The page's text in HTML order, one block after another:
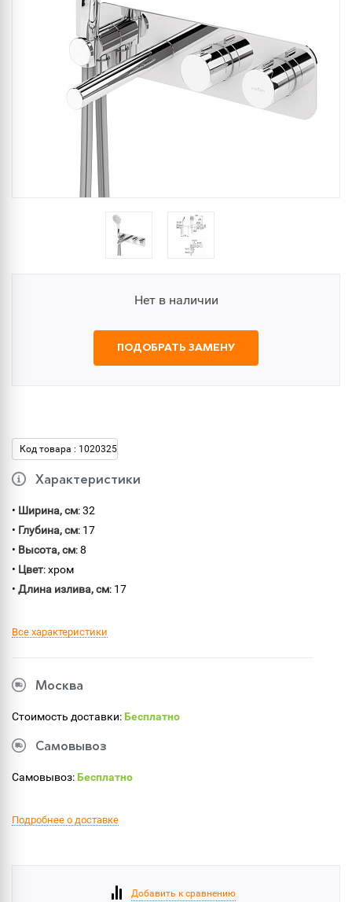
Нет в наличии
ПОДОБРАТЬ ЗАМЕНУ
Код товара : 1020325
Характеристики
• Ширина, см: 32
• Глубина, см: 17
• Высота, см: 8
• Цвет: хром
• Длина излива, см: 17
Все характеристики
Москва
Стоимость доставки:Бесплатно
Самовывоз
Самовывоз:Бесплатно
Подробнее о доставке
Добавить к сравнению